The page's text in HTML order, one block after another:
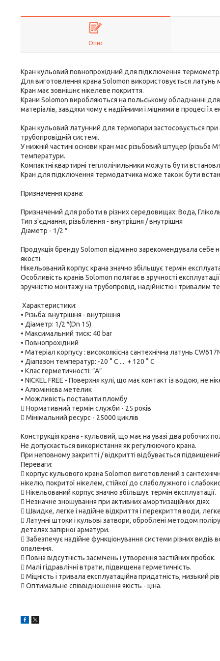
Опис
Кран кульовий повнопрохiдний для підключення
Для виготовлення крана Solomon використовується
Кран має зовнішнє нікелеве покриття.
Крани Solomon виробляються на польському обладнанні для
матеріалів, завдяки чому є надійними і міцними в процесі їх
Кран кульовий латунний для термопари застосовується
трубопровідній системі.
У нижній частині основи кран має різьбовий штуцер
температури.
Компактні квартирні теплолічильники можуть бути
Кран для підключення термодатчика може також бути
Призначення крана:
Призначений для роботи в різних середовищах: Вода,
Тип з'єднання, різьблення - внутрішня / внутрішня
Діаметр - 1/2 ″
Продукція бренду Solomon відмінно зарекомендувала
якості.
Нікельований корпус крана значно збільшує термін
Особливість кранів Solomon полягає в зручності
зручністю монтажу на трубопровід, надійністю і тривалим
Характеристики:
• Різьба: внутрішня - внутрішня
• Діаметр: 1/2 ″(Dn 15)
• Максимальний тиск: 40 bar
• Повнопрохідний
• Матеріал корпусу : високоякісна сантехнічна латунь
• Діапазон температур: -20 ° С .... + 120 ° С
• Клас герметичності: ″А″
• NICKEL FREE - Поверхня кулі, що має контакт із водою, не
• Алюмінієва метелик
• Можливість поставити пломбу
 Нормативний термін служби - 25 років
 Мінімальний ресурс - 25000 циклів
Конструкція крана - кульовий, що має на увазі два робочих
Не допускається використання як регулюючого крана.
При неповному закритті / відкритті відбувається
Переваги:
 корпус кульового крана Solomon виготовлений з
нікелю, покритої нікелем, стійкої до слаболужного і
 Нікельований корпус значно збільшує термін експлуатації.
 Незначне зношування при активних амортизаційних діях.
 Швидке, легке і надійне відкриття і перекриття води,
 Латунні штоки і кульові затвори, оброблені методом
деталях запірної арматури.
 Забезпечує надійне функціонування системи різних видів
опалення.
 Повна відсутність засмічень і утворення застійних пробок.
 Малі гідравлічні втрати, підвищена герметичність.
 Міцність і тривала експлуатаційна придатність, низький
 Оптимальне співвідношення якість - ціна.